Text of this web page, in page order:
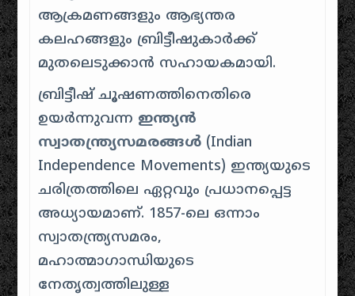
ആക്രമണങ്ങളും ആഭ്യന്തര
കലഹങ്ങളും ബ്രിട്ടീഷുകാർക്ക്
മുതലെടുക്കാൻ സഹായകമായി.
ബ്രിട്ടീഷ് ചൂഷണത്തിനെതിരെ
ഉയർന്നുവന്ന ഇന്ത്യൻ
സ്വാതന്ത്ര്യസമരങ്ങൾ (Indian
Independence Movements) ഇന്ത്യയുടെ
ചരിത്രത്തിലെ ഏറ്റവും പ്രധാനപ്പെട്ട
അധ്യായമാണ്. 1857-ലെ ഒന്നാം
സ്വാതന്ത്ര്യസമരം,
മഹാത്മാഗാന്ധിയുടെ
നേതൃത്വത്തിലുള്ള